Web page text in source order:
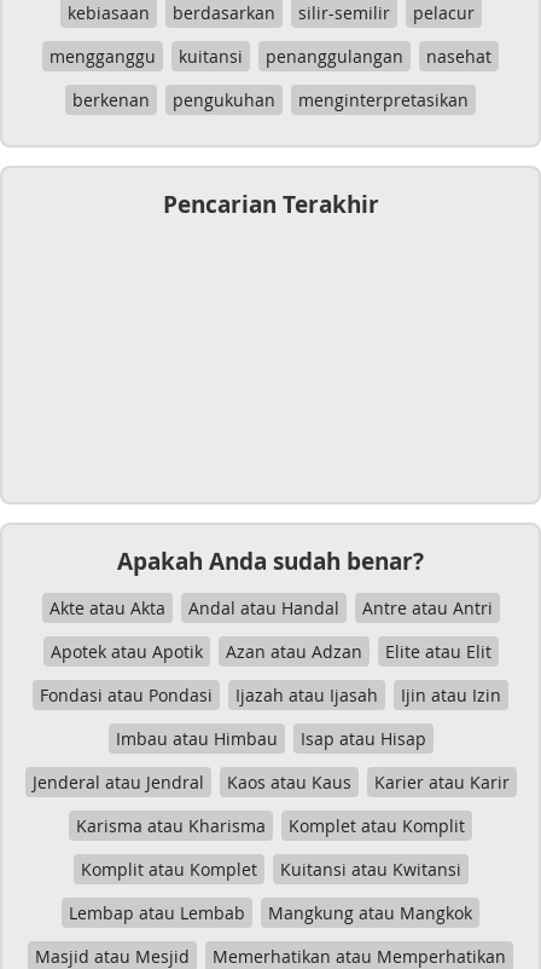
kebiasaan
berdasarkan silir-semilir
pelacur
mengganggu
kuitansi penanggulangan
nasehat
berkenan
pengukuhan menginterpretasikan
Pencarian Terakhir
Apakah Anda sudah benar?
Akte atau Akta Andal atau Handal
Antre atau Antri
Apotek atau Apotik
Azan atau Adzan
Elite atau Elit
Fondasi atau Pondasi
Ijazah atau Ijasah
Ijin atau Izin
Imbau atau Himbau
Isap atau Hisap
Jenderal atau Jendral
Kaos atau Kaus
Karier atau Karir
Karisma atau Kharisma
Komplet atau Komplit
Komplit atau Komplet
Kuitansi atau Kwitansi
Lembap atau Lembab
Mangkung atau Mangkok
Masjid atau Mesjid
Memerhatikan atau Memperhatikan